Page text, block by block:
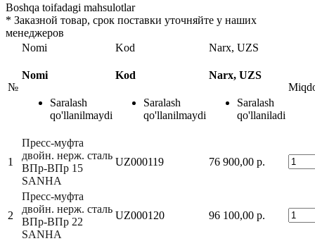
Boshqa toifadagi mahsulotlar
* Заказной товар, срок поставки уточняйте у наших
менеджеров
№
Nomi
Nomi
Saralash
qo'llanilmaydi
Kod
Kod
Saralash
qo'llanilmaydi
Narx, UZS
Narx, UZS
Saralash
qo'llaniladi
1
Пресс-муфта
двойн. нерж. сталь
ВПр-ВПр 15
SANHA
UZ000119 76 900,00 р.
2
Пресс-муфта
двойн. нерж. сталь
ВПр-ВПр 22
SANHA
UZ000120 96 100,00 р.